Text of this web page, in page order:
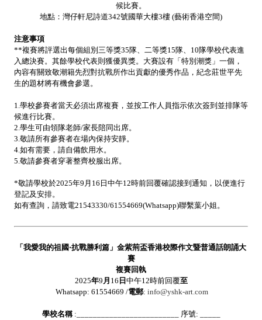
候比賽。
地點：灣仔軒尼詩道342號國華大樓3樓 (藝術香港空間)
注意事項
**複賽將評選出每個組別三等獎35隊、二等獎15隊、 10隊學校代表進
入總決賽。其餘學校代表則獲優異獎。大賽設有「特別潮獎」一個，
內容有關致敬潮籍先烈對抗戰所作出貢獻的優秀作品，紀念莊世平先
生的題材將有機會參選。
1.學校參賽者當天必須出席複賽，並按工作人員指示依次簽到並排隊等
候進行比賽。
2.學生可由領隊老師/家長陪同出席。
3.敬請所有參賽者在場內保持安靜。
4.如有需要，請自備飲用水。
5.敬請參賽者穿著整齊校服出席。
*敬請學校於2025年9 月 16 日中午12時前回覆確認接到通知，以便進行
登記及安排。
如有查詢，請致電21543330/61554669(Whatsapp)聯繫葉小姐。
「我愛我的祖國‧抗戰勝利篇」金紫荊盃香港校際作文暨普通話朗誦大
賽
複賽回執
2025年9月 16 日 中午12時前回覆至
Whatsapp: 61554669 /電郵: info@yshk-art.com
學校名稱:_________________________ 序號: _____